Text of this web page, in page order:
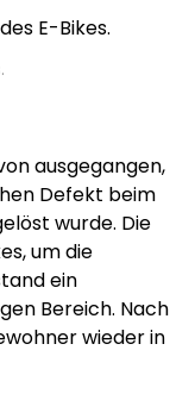
ausgegangen,
Defekt beim
wurde. Die
um die
ein
Bereich. Nach
wieder in